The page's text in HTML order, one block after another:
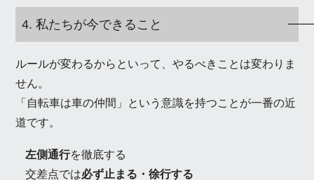
4. 私たちが今できること
ルールが変わるからといって、やるべきことは変わりま
せん。
「自転車は車の仲間」という意識を持つことが一番の近
道です。
左側通行を徹底する
交差点では必ず止まる・徐行する